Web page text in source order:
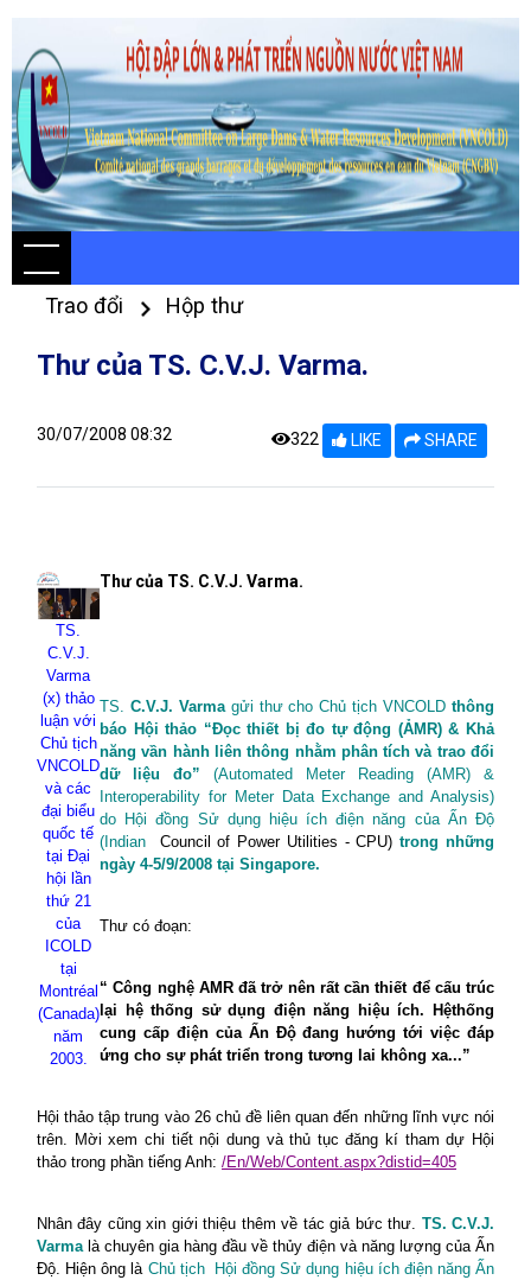
Trao đổi Hộp thư
Thư của TS. C.V.J. Varma.
30/07/2008 08:32 322 LIKE SHARE
TS.
C.V.J.
Varma
(x) thảo
luận với
Chủ tịch
VNCOLD
và các
đại biểu
quốc tế
tại Đại
hội lần
thứ 21
của
ICOLD
tại
Montréal
(Canada)
năm
2003.
Thư của TS. C.V.J. Varma.
TS. C.V.J. Varmagửi thư cho Chủ tịch VNCOLD thông
báo Hội thảo “Đọc thiết bị đo tự động (ẢMR) & Khả
năng vần hành liên thông nhằm phân tích và trao đổi
dữ liệu đo” (Automated Meter Reading (AMR) &
Interoperability for Meter Data Exchange and Analysis)
do Hội đồng Sử dụng hiệu ích điện năng của Ấn Độ
(Indian
Council of Power Utilities - CPU)trong những
ngày 4-5/9/2008 tại Singapore.
Thư có đoạn:
“ Công nghệ AMR đã trở nên rất cần thiết để cấu trúc
lại hệ thống sử dụng điện năng hiệu ích. Hệthống
cung cấp điện của Ấn Độ đang hướng tới việc đáp
ứng cho sự phát triển trong tương lai không xa...”
Hội thảo tập trung vào 26 chủ đề liên quan đến những lĩnh vực nói
trên. Mời xem chi tiết nội dung và thủ tục đăng kí‎ tham dự Hội
thảo‎‎ trong phần tiếng Anh: /En/Web/Content.aspx?distid=405
Nhân đây cũng xin giới thiệu thêm về tác giả bức thư. TS. C.V.J.
Varmalà chuyên gia hàng đầu về thủy điện và năng lượng của Ấn
Độ. Hiện ông là Chủ tịch
Hội đồng Sử dụng hiệu ích điện năng Ấn